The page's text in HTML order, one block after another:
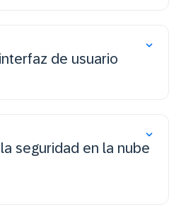
de usuario
seguridad en la nube